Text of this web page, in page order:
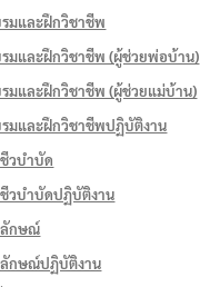
มและฝึกวิชาชีพ
รมและฝึกวิชาชีพ (ผู้ช่วยพ่อบ้าน)
รมและฝึกวิชาชีพ (ผู้ช่วยแม่บ้าน)
รมและฝึกวิชาชีพปฏิบัติงาน
วบำบัด
วบำบัดปฏิบัติงาน
ลักษณ์
ลักษณ์ปฏิบัติงาน